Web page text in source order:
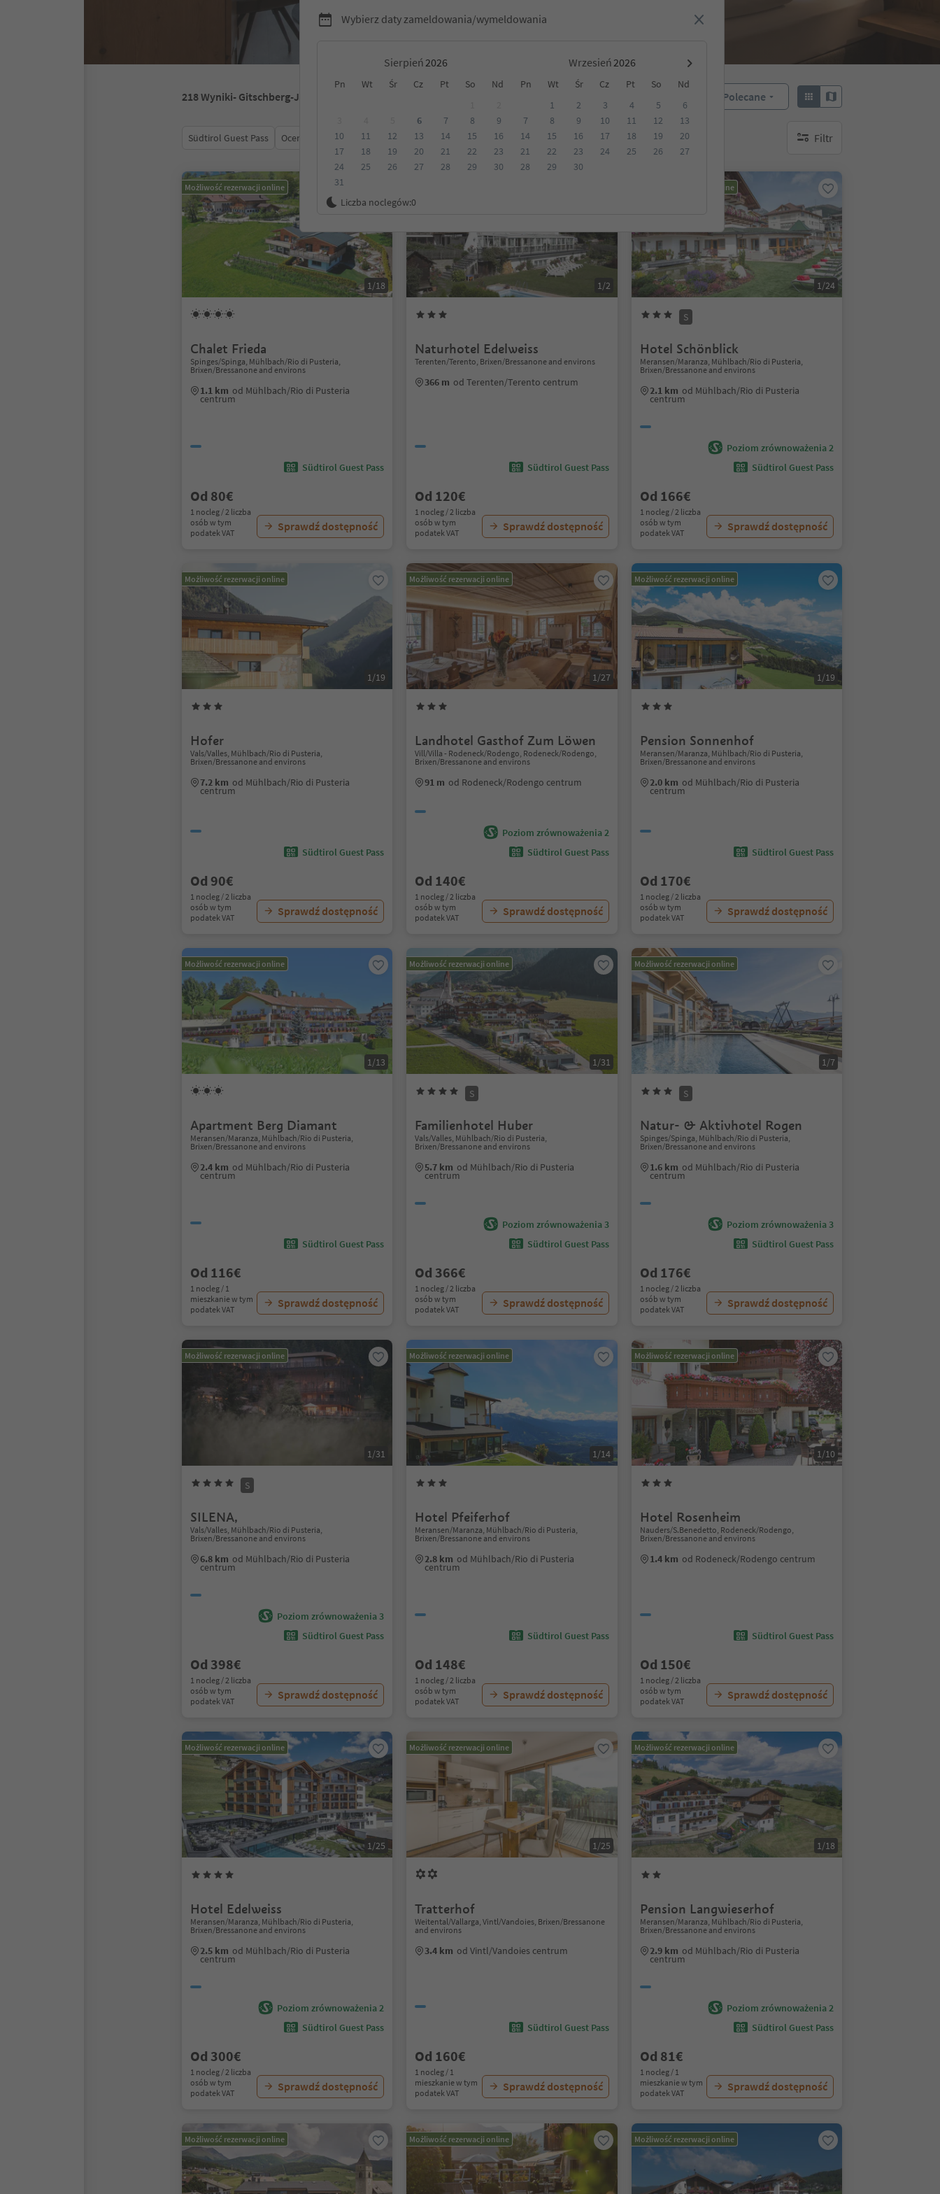
Wybierz daty zameldowania/wymeldowania
Sierpień Wrzesień
Pn Wt Śr Cz Pt So Nd Pn Wt Śr Cz Pt So
Nd
6 7 8
9
10
11 12 13 14 15
16
17
18 19 20 21 22
23
24
25 26 27 28 29
30
31
1 2 3 4 5
6
7
8 9 10 11 12
13
14
15 16 17 18 19
20
21
22 23 24 25 26
27
28
29 30
Liczba noclegów:0
218Wyniki- Gitschberg-Jochtal/Rio Pusteria Polecane
Südtirol Guest Pass Ocena Kategoria Opcje wyżywienia Ekologiczne zakwaterowanie Filtr
brak aktywnych filtrów
Możliwość rezerwacji online
1/18
Chalet Frieda
Spinges/Spinga, Mühlbach/Rio di Pusteria,
Brixen/Bressanone and environs
1.1 km od Mühlbach/Rio di Pusteria
centrum
Südtirol Guest Pass
Od 80€
1 nocleg / 2 liczba
osób w tym
podatek VAT
Sprawdź dostępność
1/2
Naturhotel Edelweiss
Terenten/Terento, Brixen/Bressanone and environs
366 m od Terenten/Terento centrum
Südtirol Guest Pass
Od 120€
1 nocleg / 2 liczba
osób w tym
podatek VAT
Sprawdź dostępność
Możliwość rezerwacji online
1/24
S
Hotel Schönblick
Meransen/Maranza, Mühlbach/Rio di Pusteria,
Brixen/Bressanone and environs
2.1 km od Mühlbach/Rio di Pusteria
centrum
Poziom zrównoważenia 2
Südtirol Guest Pass
Od 166€
1 nocleg / 2 liczba
osób w tym
podatek VAT
Sprawdź dostępność
Możliwość rezerwacji online
1/19
Hofer
Vals/Valles, Mühlbach/Rio di Pusteria,
Brixen/Bressanone and environs
7.2 km od Mühlbach/Rio di Pusteria
centrum
Südtirol Guest Pass
Od 90€
1 nocleg / 2 liczba
osób w tym
podatek VAT
Sprawdź dostępność
Możliwość rezerwacji online
1/27
Landhotel Gasthof Zum Löwen
Vill/Villa - Rodeneck/Rodengo, Rodeneck/Rodengo,
Brixen/Bressanone and environs
91 m od Rodeneck/Rodengo centrum
Poziom zrównoważenia 2
Südtirol Guest Pass
Od 140€
1 nocleg / 2 liczba
osób w tym
podatek VAT
Sprawdź dostępność
Możliwość rezerwacji online
1/19
Pension Sonnenhof
Meransen/Maranza, Mühlbach/Rio di Pusteria,
Brixen/Bressanone and environs
2.0 km od Mühlbach/Rio di Pusteria
centrum
Südtirol Guest Pass
Od 170€
1 nocleg / 2 liczba
osób w tym
podatek VAT
Sprawdź dostępność
Możliwość rezerwacji online
1/13
Apartment Berg Diamant
Meransen/Maranza, Mühlbach/Rio di Pusteria,
Brixen/Bressanone and environs
2.4 km od Mühlbach/Rio di Pusteria
centrum
Südtirol Guest Pass
Od 116€
1 nocleg / 1
mieszkanie w tym
podatek VAT
Sprawdź dostępność
Możliwość rezerwacji online
1/31
S
Familienhotel Huber
Vals/Valles, Mühlbach/Rio di Pusteria,
Brixen/Bressanone and environs
5.7 km od Mühlbach/Rio di Pusteria
centrum
Poziom zrównoważenia 3
Südtirol Guest Pass
Od 366€
1 nocleg / 2 liczba
osób w tym
podatek VAT
Sprawdź dostępność
Możliwość rezerwacji online
1/7
S
Natur- & Aktivhotel Rogen
Spinges/Spinga, Mühlbach/Rio di Pusteria,
Brixen/Bressanone and environs
1.6 km od Mühlbach/Rio di Pusteria
centrum
Poziom zrównoważenia 3
Südtirol Guest Pass
Od 176€
1 nocleg / 2 liczba
osób w tym
podatek VAT
Sprawdź dostępność
Możliwość rezerwacji online
1/31
S
SILENA,
Vals/Valles, Mühlbach/Rio di Pusteria,
Brixen/Bressanone and environs
6.8 km od Mühlbach/Rio di Pusteria
centrum
Poziom zrównoważenia 3
Südtirol Guest Pass
Od 398€
1 nocleg / 2 liczba
osób w tym
podatek VAT
Sprawdź dostępność
Możliwość rezerwacji online
1/14
Hotel Pfeiferhof
Meransen/Maranza, Mühlbach/Rio di Pusteria,
Brixen/Bressanone and environs
2.8 km od Mühlbach/Rio di Pusteria
centrum
Südtirol Guest Pass
Od 148€
1 nocleg / 2 liczba
osób w tym
podatek VAT
Sprawdź dostępność
Możliwość rezerwacji online
1/10
Hotel Rosenheim
Nauders/S.Benedetto, Rodeneck/Rodengo,
Brixen/Bressanone and environs
1.4 km od Rodeneck/Rodengo centrum
Südtirol Guest Pass
Od 150€
1 nocleg / 2 liczba
osób w tym
podatek VAT
Sprawdź dostępność
Możliwość rezerwacji online
1/25
Hotel Edelweiss
Meransen/Maranza, Mühlbach/Rio di Pusteria,
Brixen/Bressanone and environs
2.5 km od Mühlbach/Rio di Pusteria
centrum
Poziom zrównoważenia 2
Südtirol Guest Pass
Od 300€
1 nocleg / 2 liczba
osób w tym
podatek VAT
Sprawdź dostępność
Możliwość rezerwacji online
1/25
Tratterhof
Weitental/Vallarga, Vintl/Vandoies, Brixen/Bressanone
and environs
3.4 km od Vintl/Vandoies centrum
Südtirol Guest Pass
Od 160€
1 nocleg / 1
mieszkanie w tym
podatek VAT
Sprawdź dostępność
Możliwość rezerwacji online
1/18
Pension Langwieserhof
Meransen/Maranza, Mühlbach/Rio di Pusteria,
Brixen/Bressanone and environs
2.9 km od Mühlbach/Rio di Pusteria
centrum
Poziom zrównoważenia 2
Südtirol Guest Pass
Od 81€
1 nocleg / 1
mieszkanie w tym
podatek VAT
Sprawdź dostępność
Możliwość rezerwacji online Możliwość rezerwacji online Możliwość rezerwacji online